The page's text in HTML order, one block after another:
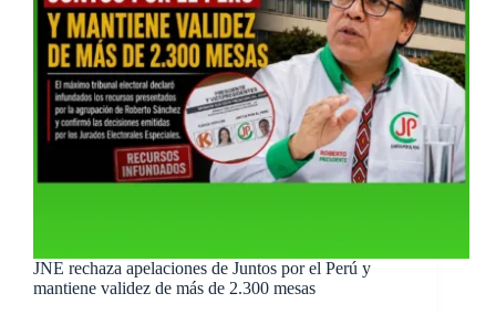
JNE rechaza apelaciones de Juntos por el Perú y
mantiene validez de más de 2.300 mesas